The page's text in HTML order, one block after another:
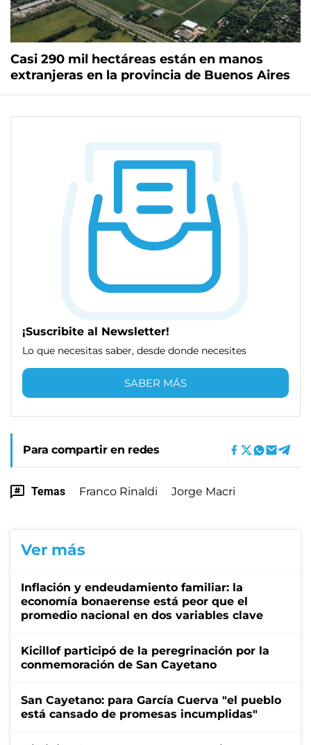
Casi 290 mil hectáreas están en manos
extranjeras en la provincia de Buenos Aires
¡Suscribite al Newsletter!
Lo que necesitas saber, desde donde necesites
SABER MÁS
Para compartir en redes
Temas Franco Rinaldi Jorge Macri
Ver más
Inflación y endeudamiento familiar: la
economía bonaerense está peor que el
promedio nacional en dos variables clave
Kicillof participó de la peregrinación por la
conmemoración de San Cayetano
San Cayetano: para García Cuerva "el pueblo
está cansado de promesas incumplidas"